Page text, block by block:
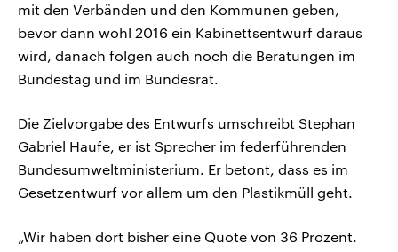
mit den Verbänden und den Kommunen geben,
bevor dann wohl 2016 ein Kabinettsentwurf daraus
wird, danach folgen auch noch die Beratungen im
Bundestag und im Bundesrat.
Die Zielvorgabe des Entwurfs umschreibt Stephan
Gabriel Haufe, er ist Sprecher im federführenden
Bundesumweltministerium. Er betont, dass es im
Gesetzentwurf vor allem um den Plastikmüll geht.
„Wir haben dort bisher eine Quote von 36 Prozent.